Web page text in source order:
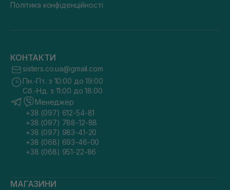
Політика конфіденційності
КОНТАКТИ
sisters.co.ua@gmail.com
Пн.-Пт. з 10:00 до 19:00
Сб.-Нд. з 11:00 до 18:00
Менеджер
+38 (097) 612-54-81
+38 (097) 788-12-88
+38 (097) 983-41-20
+38 (068) 693-46-00
+38 (068) 951-22-86
МАГАЗИНИ